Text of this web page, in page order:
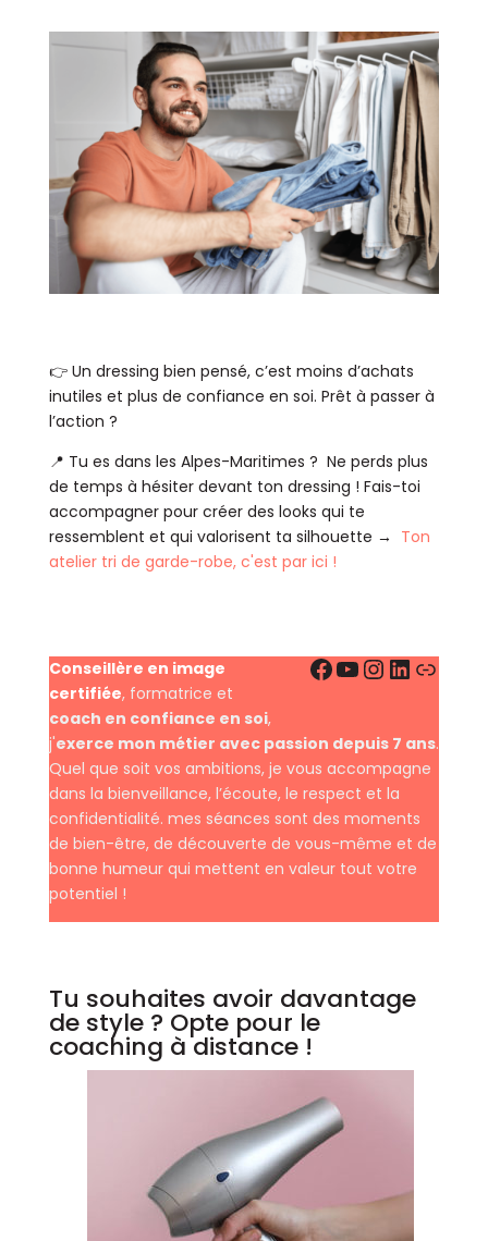
👉 Un dressing bien pensé, c’est moins d’achats
inutiles et plus de confiance en soi. Prêt à passer à
l’action ?
📍 Tu es dans les Alpes-Maritimes ? Ne perds plus
de temps à hésiter devant ton dressing ! Fais-toi
accompagner pour créer des looks qui te
ressemblent et qui valorisent ta silhouette → Ton
atelier tri de garde-robe, c'est par ici !
Facebook
YouTube
Lien
Conseillère en image
certifiée, formatrice et
coach en confiance en soi,
j'exerce mon métier avec passion depuis 7 ans.
Quel que soit vos ambitions, je vous accompagne
dans la bienveillance, l’écoute, le respect et la
confidentialité. mes séances sont des moments
de bien-être, de découverte de vous-même et de
bonne humeur qui mettent en valeur tout votre
potentiel !
Tu souhaites avoir davantage
de style ? Opte pour le
coaching à distance !